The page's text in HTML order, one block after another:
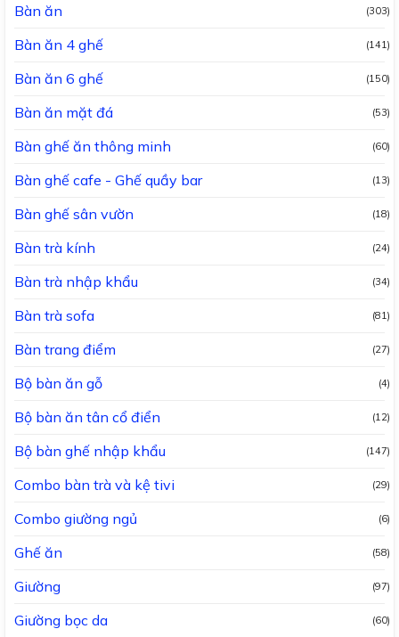
Bàn ăn (303)
Bàn ăn 4 ghế (141)
Bàn ăn 6 ghế (150)
Bàn ăn mặt đá (53)
Bàn ghế ăn thông minh (60)
Bàn ghế cafe - Ghế quầy bar (13)
Bàn ghế sân vườn (18)
Bàn trà kính (24)
Bàn trà nhập khẩu (34)
Bàn trà sofa (81)
Bàn trang điểm (27)
Bộ bàn ăn gỗ (4)
Bộ bàn ăn tân cổ điển (12)
Bộ bàn ghế nhập khẩu (147)
Combo bàn trà và kệ tivi (29)
Combo giường ngủ (6)
Ghế ăn (58)
Giường (97)
Giường bọc da (60)